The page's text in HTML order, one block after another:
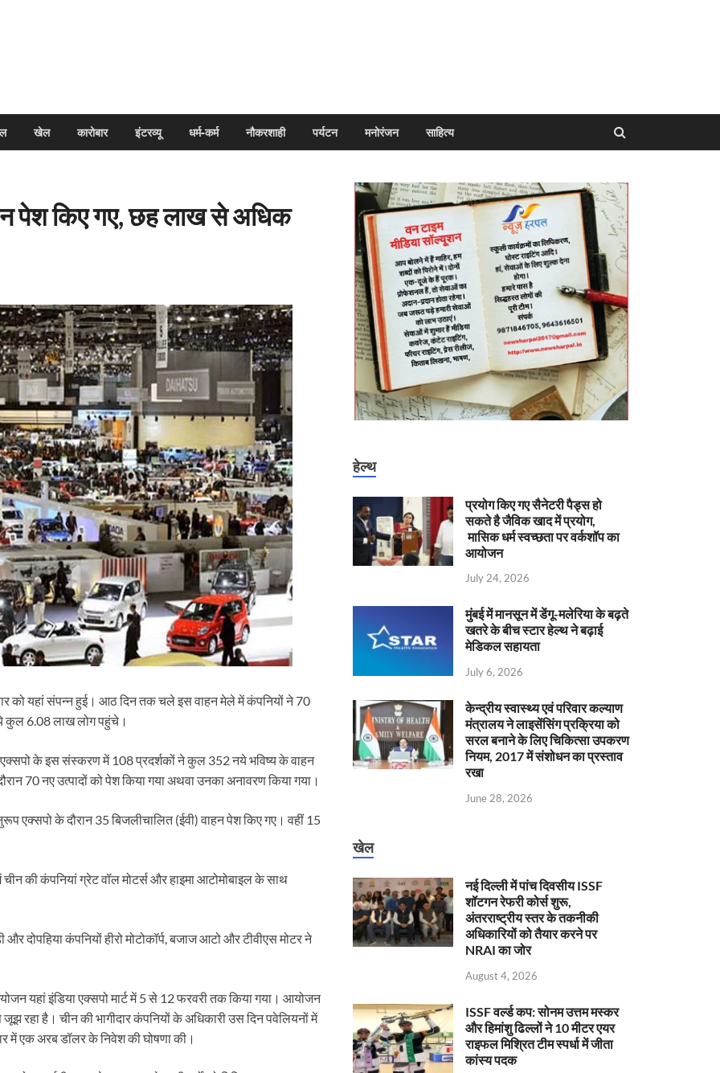
खेल कारोबार इंटरव्यू धर्म-कर्म नौकरशाही पर्यटन मनोरंजन साहित्य
पेश किए गए, छह लाख से अधिक
को यहां संपन्न हुई। आठ दिन तक चले इस वाहन मेले में कंपनियों ने 70
कुल 6.08 लाख लोग पहुंचे।
एक्सपो के इस संस्करण में 108 प्रदर्शकों ने कुल 352 नये भविष्य के वाहन
70 नए उत्पादों को पेश किया गया अथवा उनका अनावरण किया गया।
एक्सपो के दौरान 35 बिजलीचालित (ईवी) वाहन पेश किए गए। वहीं 15
की कंपनियां ग्रेट वॉल मोटर्स और हाइमा आटोमोबाइल के साथ
दोपहिया कंपनियों हीरो मोटोकॉर्प, बजाज आटो और टीवीएस मोटर ने
यहां इंडिया एक्सपो मार्ट में 5 से 12 फरवरी तक किया गया। आयोजन
है। चीन की भागीदार कंपनियों के अधिकारी उस दिन पवेलियनों में
में एक अरब डॉलर के निवेश की घोषणा की।
हेल्थ
प्रयोग किए गए सैनेटरी पैड्स हो
सकते है जैविक खाद में प्रयोग,
मासिक धर्म स्वच्छता पर वर्कशॉप का
आयोजन
July 24, 2026
मुंबई में मानसून में डेंगू-मलेरिया के बढ़ते
खतरे के बीच स्टार हेल्थ ने बढ़ाई
मेडिकल सहायता
July 6, 2026
केन्‍द्रीय स्वास्थ्य एवं परिवार कल्याण
मंत्रालय ने लाइसेंसिंग प्रक्रिया को
सरल बनाने के लिए चिकित्सा उपकरण
नियम, 2017 में संशोधन का प्रस्ताव
रखा
June 28, 2026
खेल
नई दिल्ली में पांच दिवसीय ISSF
शॉटगन रेफरी कोर्स शुरू,
अंतरराष्ट्रीय स्तर के तकनीकी
अधिकारियों को तैयार करने पर
NRAI का जोर
August 4, 2026
ISSF वर्ल्ड कप: सोनम उत्तम मस्कर
और हिमांशु ढिल्लों ने 10 मीटर एयर
राइफल मिश्रित टीम स्पर्धा में जीता
कांस्य पदक